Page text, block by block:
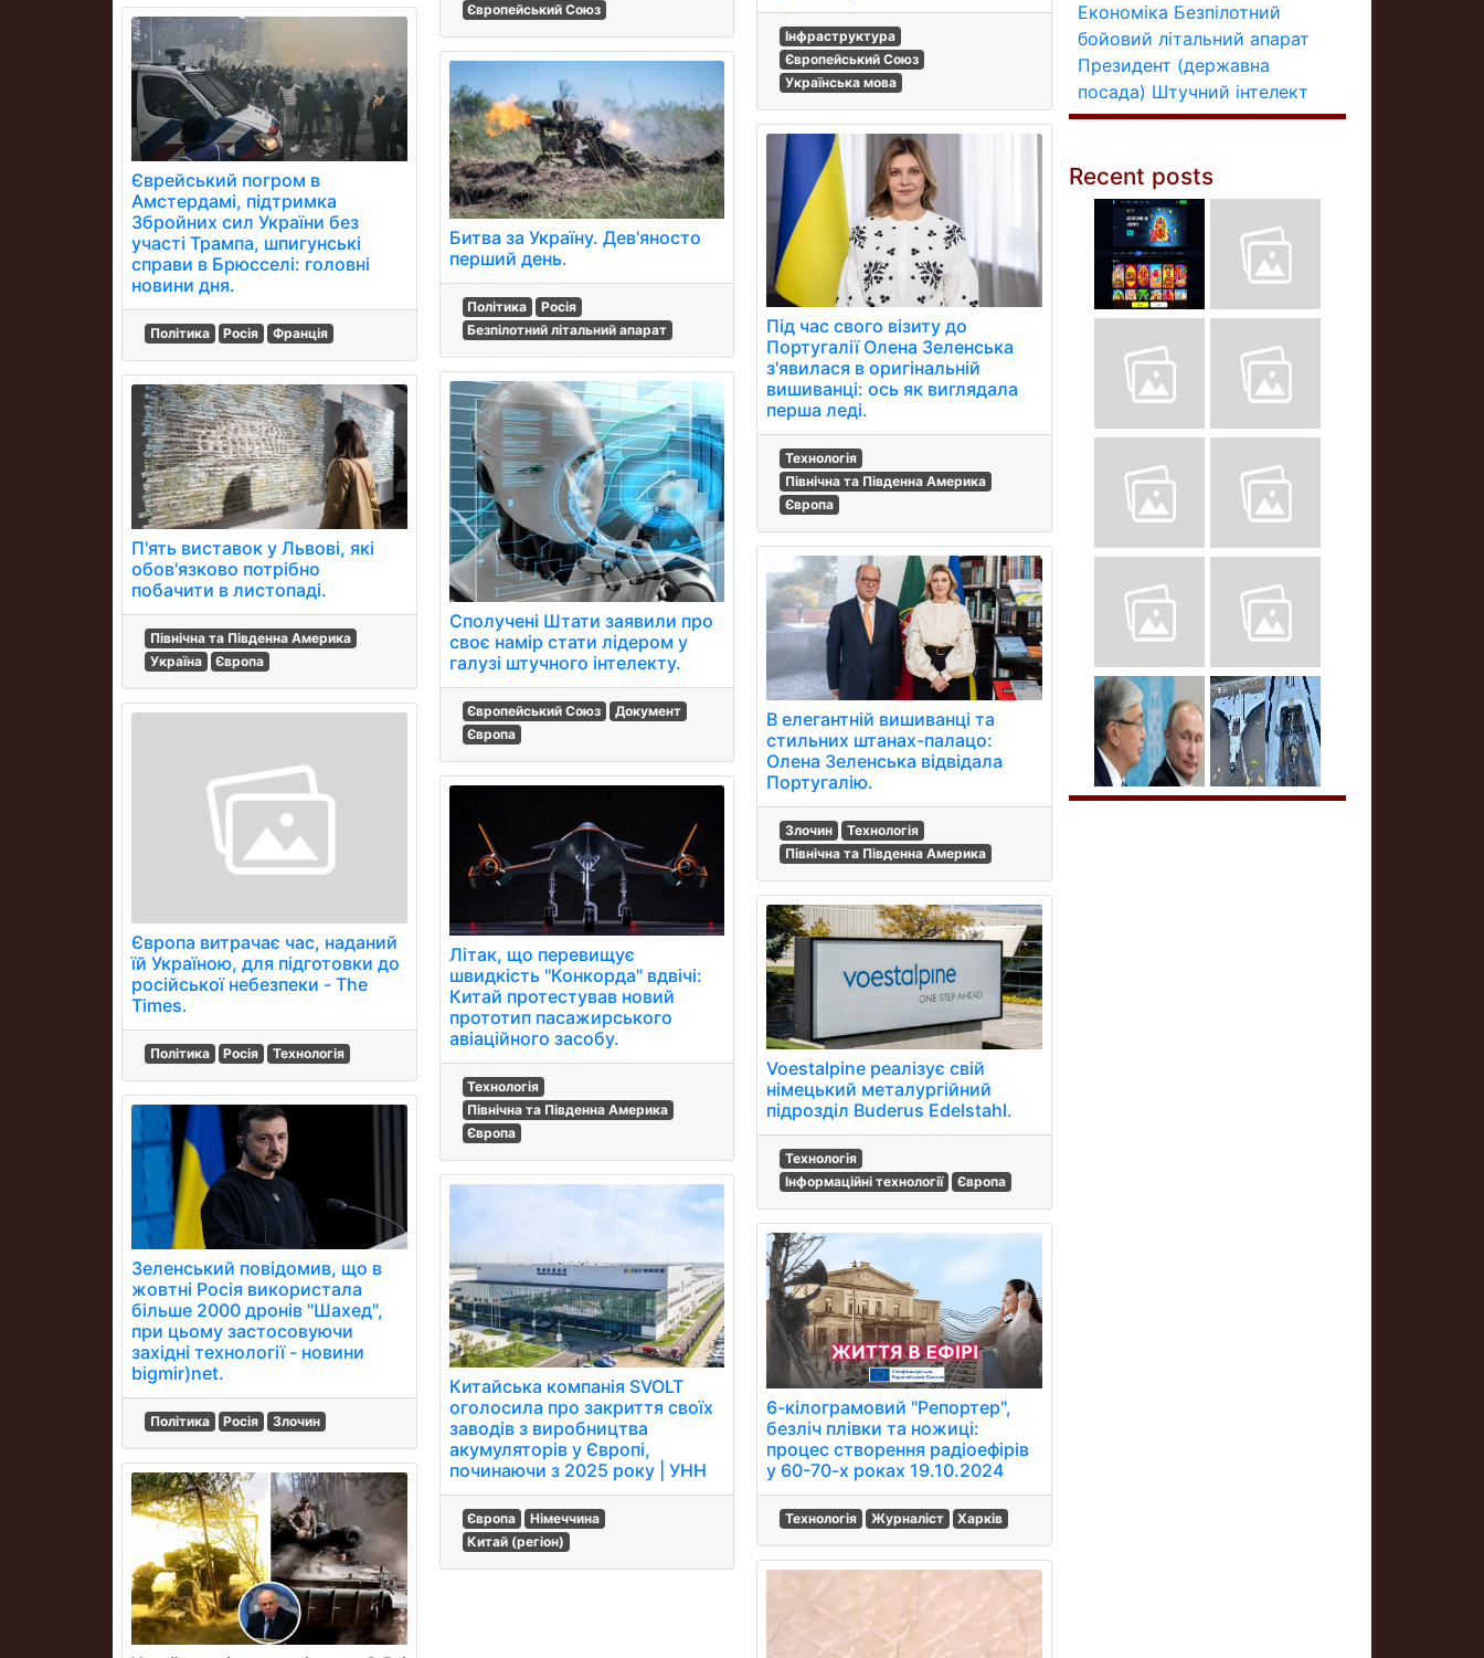
Єврейський погром в
Амстердамі, підтримка
Збройних сил України без
участі Трампа, шпигунські
справи в Брюсселі: головні
новини дня.
Політика Росія Франція
П'ять виставок у Львові, які
обов'язково потрібно
побачити в листопаді.
Північна та Південна Америка
Україна
Європа
Європа витрачає час, наданий
їй Україною, для підготовки до
російської небезпеки - The
Times.
Політика Росія Технологія
Зеленський повідомив, що в
жовтні Росія використала
більше 2000 дронів "Шахед",
при цьому застосовуючи
західні технології - новини
bigmir)net.
Політика Росія Злочин
Європейський Союз
Битва за Україну. Дев'яносто
перший день.
Політика
Росія
Безпілотний літальний апарат
Сполучені Штати заявили про
своє намір стати лідером у
галузі штучного інтелекту.
Європейський Союз
Документ
Європа
Літак, що перевищує
швидкість "Конкорда" вдвічі:
Китай протестував новий
прототип пасажирського
авіаційного засобу.
Технологія
Північна та Південна Америка
Європа
Китайська компанія SVOLT
оголосила про закриття своїх
заводів з виробництва
акумуляторів у Європі,
починаючи з 2025 року | УНН
Європа
Німеччина
Китай (регіон)
Інфраструктура
Європейський Союз
Українська мова
Під час свого візиту до
Португалії Олена Зеленська
з'явилася в оригінальній
вишиванці: ось як виглядала
перша леді.
Технологія
Північна та Південна Америка
Європа
В елегантній вишиванці та
стильних штанах-палацо:
Олена Зеленська відвідала
Португалію.
Злочин
Технологія
Північна та Південна Америка
Voestalpine реалізує свій
німецький металургійний
підрозділ Buderus Edelstahl.
Технологія
Інформаційні технології
Європа
6-кілограмовий "Репортер",
безліч плівки та ножиці:
процес створення радіоефірів
у 60-70-х роках 19.10.2024
Технологія Журналіст Харків
Економіка Безпілотний
бойовий літальний апарат
Президент (державна
посада) Штучний інтелект
Recent posts